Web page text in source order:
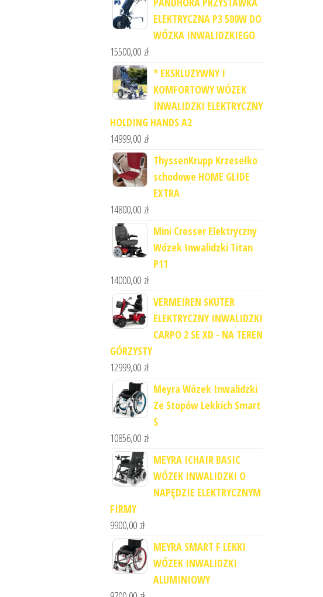
ELEKTRYCZNA P3 500W DO
WÓZKA INWALIDZKIEGO
15500,00 zł
* EKSKLUZYWNY I
KOMFORTOWY WÓZEK
INWALIDZKI ELEKTRYCZNY
HOLDING HANDS A2
14999,00 zł
ThyssenKrupp Krzesełko
schodowe HOME GLIDE
EXTRA
14800,00 zł
Mini Crosser Elektryczny
Wózek Inwalidzki Titan
P11
14000,00 zł
VERMEIREN SKUTER
ELEKTRYCZNY INWALIDZKI
CARPO 2 SE XD - NA TEREN
GÓRZYSTY
12999,00 zł
Meyra Wózek Inwalidzki
Ze Stopów Lekkich Smart
S
10856,00 zł
MEYRA ICHAIR BASIC
WÓZEK INWALIDZKI O
NAPĘDZIE ELEKTRYCZNYM
FIRMY
9900,00 zł
MEYRA SMART F LEKKI
WÓZEK INWALIDZKI
ALUMINIOWY